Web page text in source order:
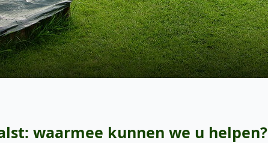
waarmee kunnen we u helpen?